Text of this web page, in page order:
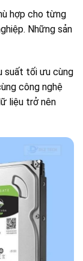
hợp cho từng
Những sản
suất tối ưu cùng
công nghệ
liệu trở nên